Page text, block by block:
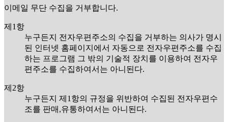
이메일 무단 수집을 거부합니다.
제1항
누구든지 전자우편주소의 수집을 거부하는 의사가 명시
된 인터넷 홈페이지에서 자동으로 전자우편주소를 수집
하는 프로그램 그 밖의 기술적 장치를 이용하여 전자우
편주소를 수집하여서는 아니된다.
제2항
누구든지 제1항의 규정을 위반하여 수집된 전자우편수
조를 판매,유통하여서는 아니된다.